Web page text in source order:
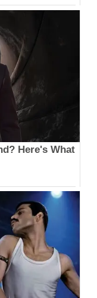
Here's What